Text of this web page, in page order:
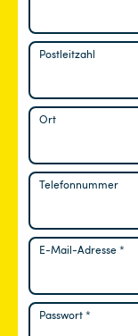
Postleitzahl
Ort
Telefonnummer
E-Mail-Adresse*
Passwort*